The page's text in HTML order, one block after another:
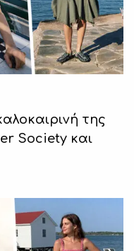
της
Society και